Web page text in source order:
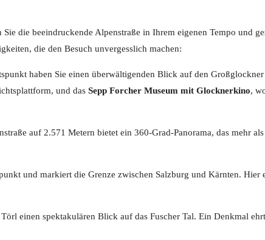
Sie die beeindruckende Alpenstraße in Ihrem eigenen Tempo und
die den Besuch unvergesslich machen:
haben Sie einen überwältigenden Blick auf den
und das Sepp Forcher Museum mit Glocknerkino,
auf 2.571 Metern bietet ein 360-Grad-Panorama, das mehr
und markiert die Grenze zwischen Salzburg und Kärnten.
einen spektakulären Blick auf das Fuscher Tal. Ein Denkmal